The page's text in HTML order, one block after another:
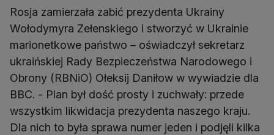
Rosja zamierzała zabić prezydenta Ukrainy
Wołodymyra Zełenskiego i stworzyć w Ukrainie
marionetkowe państwo – oświadczył sekretarz
ukraińskiej Rady Bezpieczeństwa Narodowego i
Obrony (RBNiO) Ołeksij Daniłow w wywiadzie dla
BBC. - Plan był dość prosty i zuchwały: przede
wszystkim likwidacja prezydenta naszego kraju.
Dla nich to była sprawa numer jeden i podjęli kilka